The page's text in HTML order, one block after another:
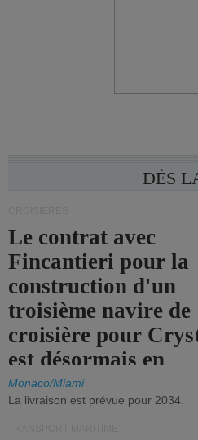
DÈS
Le contrat avec
Fincantieri pour la
construction d'un
troisième navire de
croisière pour
est désormais en
vigueur.
Monaco/Miami
La livraison est prévue pour 2034.